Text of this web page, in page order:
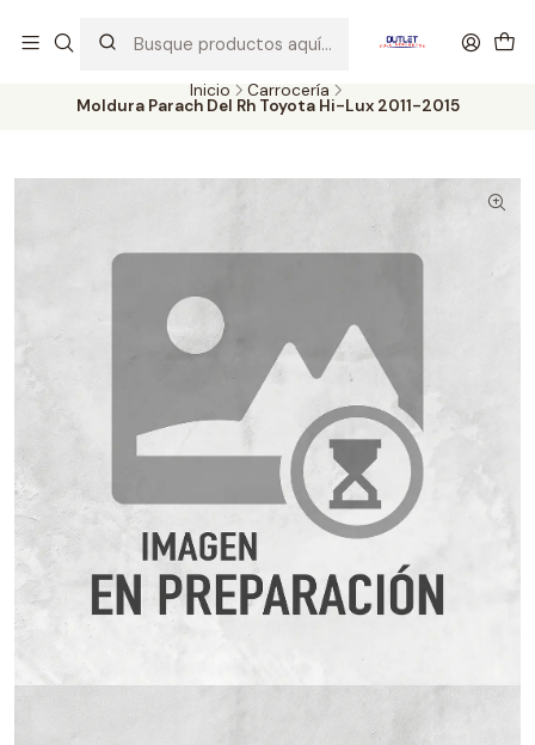
probados con altos estándares de calidad.
Inicio Carrocería
Moldura Parach Del Rh Toyota Hi-Lux 2011-2015